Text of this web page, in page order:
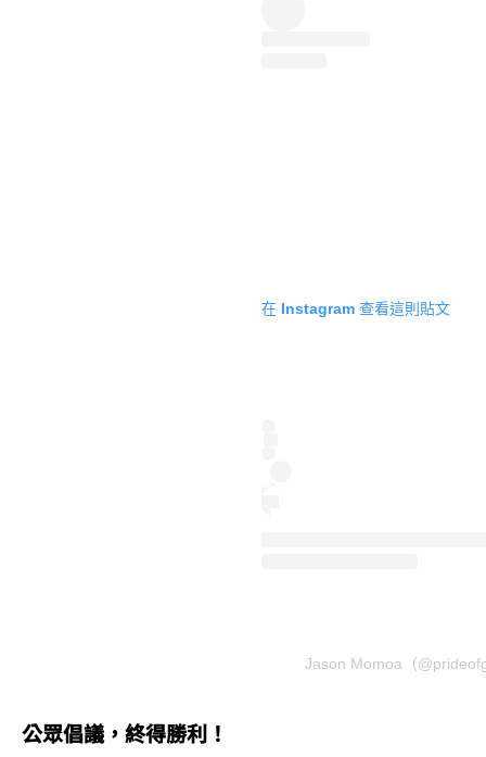
在 Instagram 查看這則貼文
Jason Momoa（
公眾倡議，終得勝利！